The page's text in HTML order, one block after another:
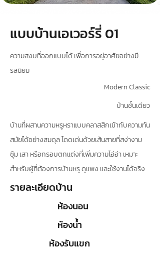
แบบบ้านเอเวอร์รี่ 01
ความสงบที่ออกแบบได้ เพื่อการอยู่อาศัยอย่างมี
รสนิยม
Modern Classic
บ้านชั้นเดียว
บ้านที่ผสานความหรูหราแบบคลาสสิกเข้ากับความทัน
สมัยได้อย่างสมดุล โดดเด่นด้วยเส้นสายที่สง่างาม
ซุ้ม เสา หรือกรอบตกแต่งที่เพิ่มความโอ่อ่า เหมาะ
สำหรับผู้ที่ต้องการบ้านหรู ดูแพง และใช้งานได้จริง
รายละเอียดบ้าน
ห้องนอน
ห้องน้ำ
ห้องรับแขก